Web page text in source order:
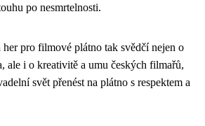
po nesmrtelnosti.
pro filmové plátno tak svědčí nejen o
ale i o kreativitě a umu českých filmařů,
svět přenést na plátno s respektem a